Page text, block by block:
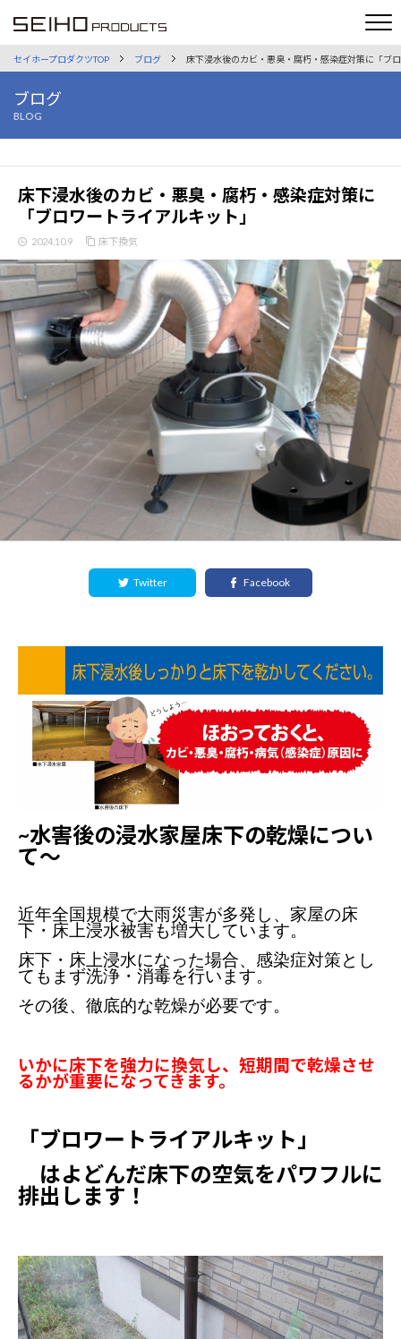
セイホープロダクツTOP ブログ 床下浸水後のカビ・悪臭・腐朽・感染症対策に「ブ
ブログ
BLOG
床下浸水後のカビ・悪臭・腐朽・感染症対策に
「ブロワートライアルキット」
2024.10.9 床下換気
Twitter Facebook
~水害後の浸水家屋床下の乾燥につい
て～
近年全国規模で大雨災害が多発し、家屋の床
下・床上浸水被害も増大しています。
床下・床上浸水になった場合、感染症対策とし
てもまず洗浄・消毒を行います。
その後、徹底的な乾燥が必要です。
いかに床下を強力に換気し、短期間で乾燥させ
るかが重要になってきます。
「ブロワートライアルキット」
はよどんだ床下の空気をパワフルに
排出します！